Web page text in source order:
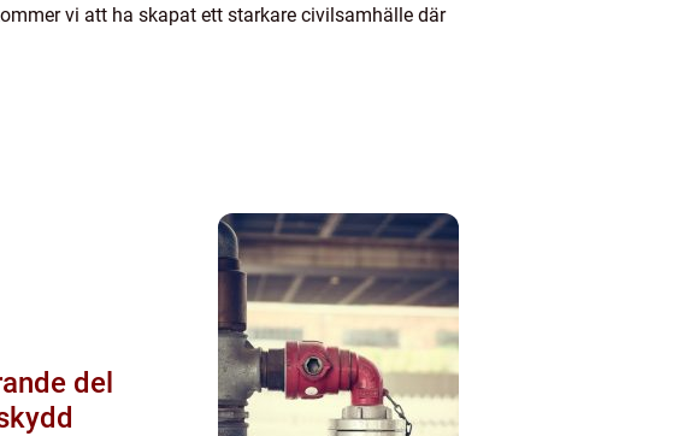
vi att ha skapat ett starkare civilsamhälle där